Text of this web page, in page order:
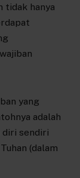
tidak hanya
yang
adalah
diri sendiri
(dalam